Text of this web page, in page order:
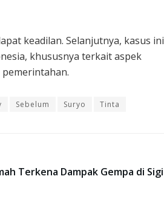
keadilan. Selanjutnya, kasus ini
khususnya terkait aspek
Sebelum Suryo Tinta
Terkena Dampak Gempa di Sigi